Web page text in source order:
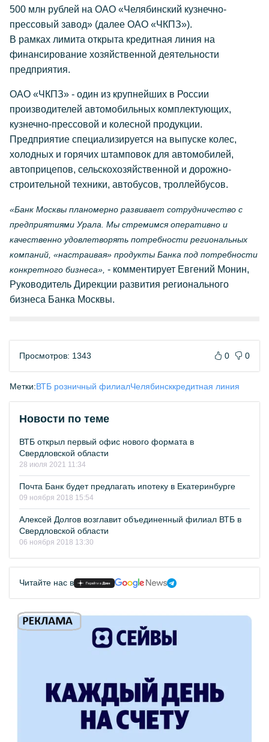
500 млн рублей на ОАО «Челябинский кузнечно-
прессовый завод» (далее ОАО «ЧКПЗ»).
В рамках лимита открыта кредитная линия на
финансирование хозяйственной деятельности
предприятия.
ОАО «ЧКПЗ» - один из крупнейших в России
производителей автомобильных комплектующих,
кузнечно-прессовой и колесной продукции.
Предприятие специализируется на выпуске колес,
холодных и горячих штамповок для автомобилей,
автоприцепов, сельскохозяйственной и дорожно-
строительной техники, автобусов, троллейбусов.
«Банк Москвы планомерно развивает сотрудничество с
предприятиями Урала. Мы стремимся оперативно и
качественно удовлетворять потребности региональных
компаний, «настраивая» продукты Банка под потребности
конкретного бизнеса», - комментирует Евгений Монин,
Руководитель Дирекции развития регионального
бизнеса Банка Москвы.
Просмотров: 1343 0 0
Метки:ВТБ розничный филиалЧелябинсккредитная линия
Новости по теме
ВТБ открыл первый офис нового формата в
Свердловской области
28 июля 2021 11:34
Почта Банк будет предлагать ипотеку в Екатеринбурге
09 ноября 2018 15:54
Алексей Долгов возглавит объединенный филиал ВТБ в
Свердловской области
06 ноября 2018 13:30
Читайте нас в